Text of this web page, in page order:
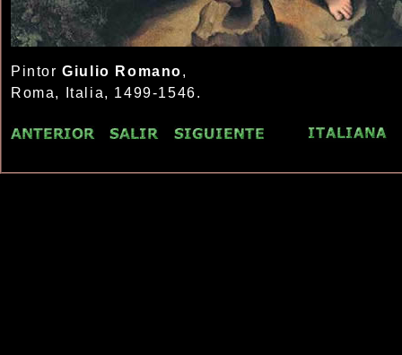
PintorGiulio Romano,
Roma, Italia, 1499-1546.